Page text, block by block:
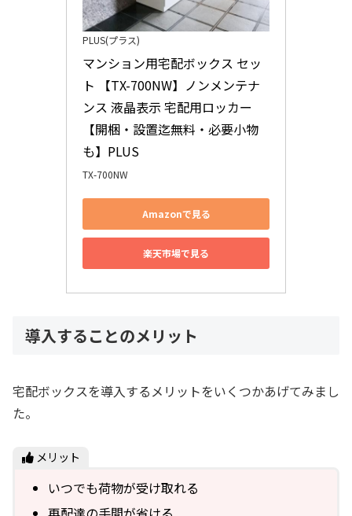
PLUS(プラス)
マンション用宅配ボックス セッ
ト 【TX-700NW】ノンメンテナ
ンス 液晶表示 宅配用ロッカー
【開梱・設置迄無料・必要小物
も】PLUS
TX-700NW
Amazonで見る
楽天市場で見る
導入することのメリット
宅配ボックスを導入するメリットをいくつかあげてみまし
た。
メリット
いつでも荷物が受け取れる